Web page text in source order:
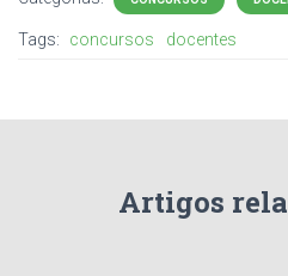
Tags: concursos docentes
Artigos